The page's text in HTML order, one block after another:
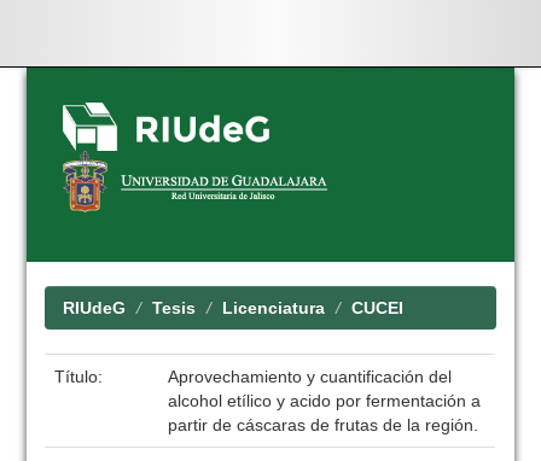
Skip
navigation
RIUdeG Tesis Licenciatura CUCEI
Título:
Aprovechamiento y cuantificación del
alcohol etílico y acido por fermentación a
partir de cáscaras de frutas de la región.